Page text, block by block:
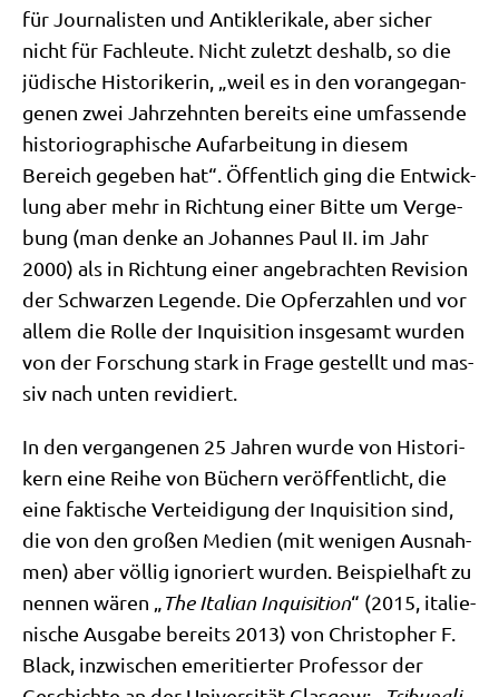
für Jour­na­li­sten und Anti­kle­ri­ka­le, aber sicher
nicht für Fach­leu­te. Nicht zuletzt des­halb, so die
jüdi­sche Histo­ri­ke­rin, „weil es in den vor­an­ge­gan­
ge­nen zwei Jahr­zehn­ten bereits eine umfas­sen­de
histo­rio­gra­phi­sche Auf­ar­bei­tung in die­sem
Bereich gege­ben hat“. Öffent­lich ging die Ent­wick­
lung aber mehr in Rich­tung einer Bit­te um Ver­ge­
bung (man den­ke an Johan­nes Paul II. im Jahr
2000) als in Rich­tung einer ange­brach­ten Revi­si­on
der Schwar­zen Legen­de. Die Opfer­zah­len und vor
allem die Rol­le der Inqui­si­ti­on ins­ge­samt wur­den
von der For­schung stark in Fra­ge gestellt und mas­
siv nach unten revidiert.
In den ver­gan­ge­nen 25 Jah­ren wur­de von Histo­ri­
kern eine Rei­he von Büchern ver­öf­fent­licht, die
eine fak­ti­sche Ver­tei­di­gung der Inqui­si­ti­on sind,
die von den gro­ßen Medi­en (mit weni­gen Aus­nah­
men) aber völ­lig igno­riert wur­den. Bei­spiel­haft zu
nen­nen wären „
The Ita­li­an Inqui­si­ti­on“ (2015, ita­lie­
ni­sche Aus­ga­be bereits 2013) von Chri­sto­pher F.
Black, inzwi­schen eme­ri­tier­ter Pro­fes­sor der